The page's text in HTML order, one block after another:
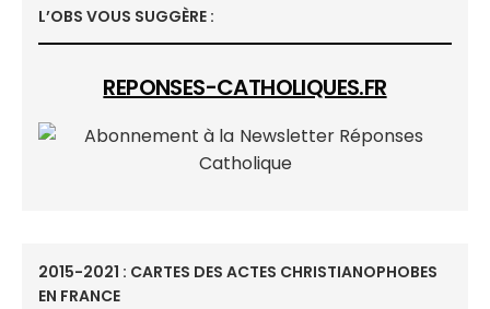
L’OBS VOUS SUGGÈRE :
REPONSES-CATHOLIQUES.FR
2015-2021 : CARTES DES ACTES CHRISTIANOPHOBES
EN FRANCE